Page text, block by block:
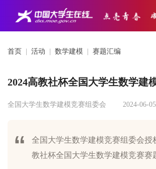
首页 活动 数学建模 赛题汇编
2024高教社杯全国大学生数学建
全国大学生数学建模竞赛组委会 2024-06-05
全国大学生数学建模竞赛组委会授
教社杯全国大学生数学建模竞赛赛